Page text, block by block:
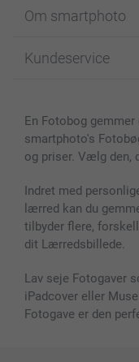
Fotokort
Fotobøger
Cover til mobil &
MyNameBook
Fotorammer &
Alle fotoprodukter
Om smartphoto
For affiliate
Sitemap
Betingelser og
Kundeservice
smartbonus
Priser & betaling
En Fotobog
smartphoto's
og priser. Vælg den,
Indret med
lærred kan du
tilbyder flere,
dit Lærredsbillede.
Lav seje Fotogaver
iPadcover eller
Fotogave er den